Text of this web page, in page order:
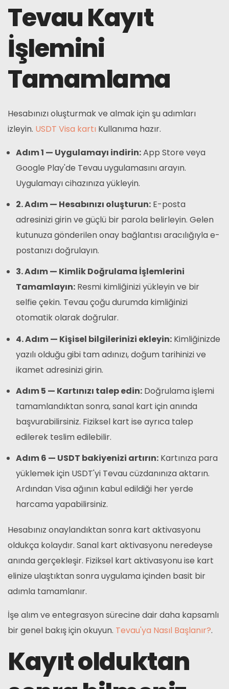
Tevau Kayıt
İşlemini
Tamamlama
Hesabınızı oluşturmak ve almak için şu adımları
izleyin. USDT Visa kartı Kullanıma hazır.
Adım 1 — Uygulamayı indirin:App Store veya
Google Play'de Tevau uygulamasını arayın.
Uygulamayı cihazınıza yükleyin.
2. Adım — Hesabınızı oluşturun: E-posta
adresinizi girin ve güçlü bir parola belirleyin. Gelen
kutunuza gönderilen onay bağlantısı aracılığıyla e-
postanızı doğrulayın.
3. Adım — Kimlik Doğrulama İşlemlerini
Tamamlayın: Resmi kimliğinizi yükleyin ve bir
selfie çekin. Tevau çoğu durumda kimliğinizi
otomatik olarak doğrular.
4. Adım — Kişisel bilgilerinizi ekleyin: Kimliğinizde
yazılı olduğu gibi tam adınızı, doğum tarihinizi ve
ikamet adresinizi girin.
Adım 5 — Kartınızı talep edin: Doğrulama işlemi
tamamlandıktan sonra, sanal kart için anında
başvurabilirsiniz. Fiziksel kart ise ayrıca talep
edilerek teslim edilebilir.
Adım 6 — USDT bakiyenizi artırın: Kartınıza para
yüklemek için USDT'yi Tevau cüzdanınıza aktarın.
Ardından Visa ağının kabul edildiği her yerde
harcama yapabilirsiniz.
Hesabınız onaylandıktan sonra kart aktivasyonu
oldukça kolaydır. Sanal kart aktivasyonu neredeyse
anında gerçekleşir. Fiziksel kart aktivasyonu ise kart
elinize ulaştıktan sonra uygulama içinden basit bir
adımla tamamlanır.
İşe alım ve entegrasyon sürecine dair daha kapsamlı
bir genel bakış için okuyun. Tevau'ya Nasıl Başlanır?.
Kayıt olduktan